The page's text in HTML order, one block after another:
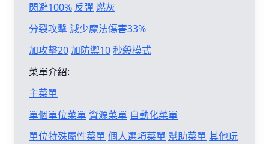
閃避100% 反彈燃灰
分裂攻擊減少魔法傷害33%
加攻擊20加防禦10秒殺模式
菜單介紹:
主菜單
單個單位菜單 資源菜單 自動化菜單
單位特殊屬性菜單個人選項菜單 幫助菜單其他玩